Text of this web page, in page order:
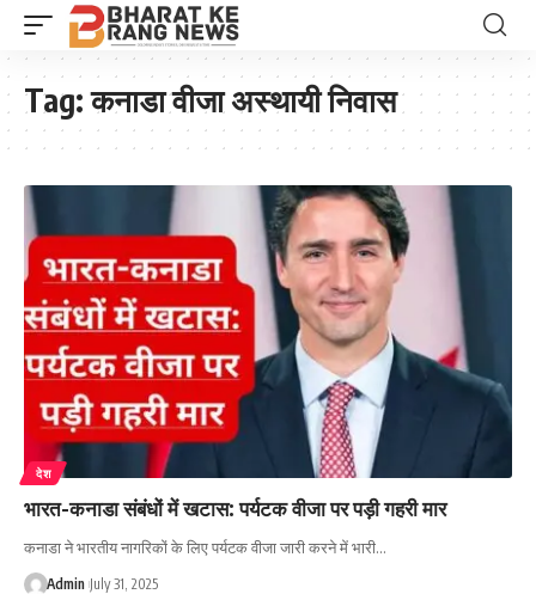
Tag:कनाडा वीजा अस्थायी निवास
देश
भारत-कनाडा संबंधों में खटास: पर्यटक वीजा पर पड़ी गहरी मार
कनाडा ने भारतीय नागरिकों के लिए पर्यटक वीजा जारी करने में भारी…
Admin July 31, 2025